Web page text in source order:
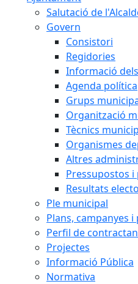
Salutació de
Govern
Consistori
Regidories
Informació
Agenda política
Grups
Organització
Tècnics
Organismes
Altres
Pressupostos i
Resultats
Ple municipal
Plans, campanyes
Perfil de
Projectes
Informació Pública
Normativa